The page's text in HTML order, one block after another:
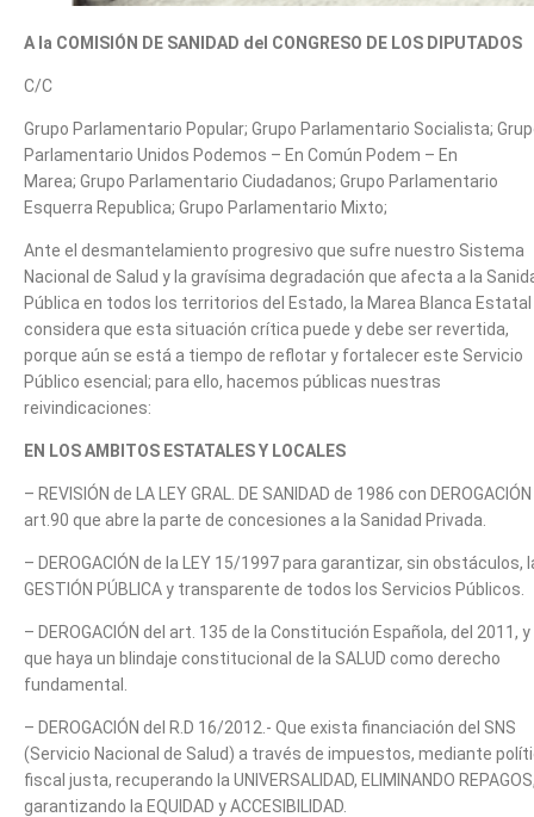
A la COMISIÓN DE SANIDAD del CONGRESO DE LOS DIPUTADOS
C/C
Grupo Parlamentario Popular; Grupo Parlamentario Socialista;
Parlamentario Unidos Podemos – En Común Podem – En
Marea; Grupo Parlamentario Ciudadanos; Grupo Parlamentario
Esquerra Republica; Grupo Parlamentario Mixto;
Ante el desmantelamiento progresivo que sufre nuestro Sistema
Nacional de Salud y la gravísima degradación que afecta a la
Pública en todos los territorios del Estado, la Marea Blanca Estatal
considera que esta situación crítica puede y debe ser revertida,
porque aún se está a tiempo de reflotar y fortalecer este Servicio
Público esencial; para ello, hacemos públicas nuestras
reivindicaciones:
EN LOS AMBITOS ESTATALES Y LOCALES
– REVISIÓN de LA LEY GRAL. DE SANIDAD de 1986 con
art.90 que abre la parte de concesiones a la Sanidad Privada.
– DEROGACIÓN de la LEY 15/1997 para garantizar, sin obstáculos,
GESTIÓN PÚBLICA y transparente de todos los Servicios Públicos.
– DEROGACIÓN del art. 135 de la Constitución Española, del 2011, y
que haya un blindaje constitucional de la SALUD como derecho
fundamental.
– DEROGACIÓN del R.D 16/2012.- Que exista financiación del SNS
(Servicio Nacional de Salud) a través de impuestos, mediante
fiscal justa, recuperando la UNIVERSALIDAD, ELIMINANDO
garantizando la EQUIDAD y ACCESIBILIDAD.